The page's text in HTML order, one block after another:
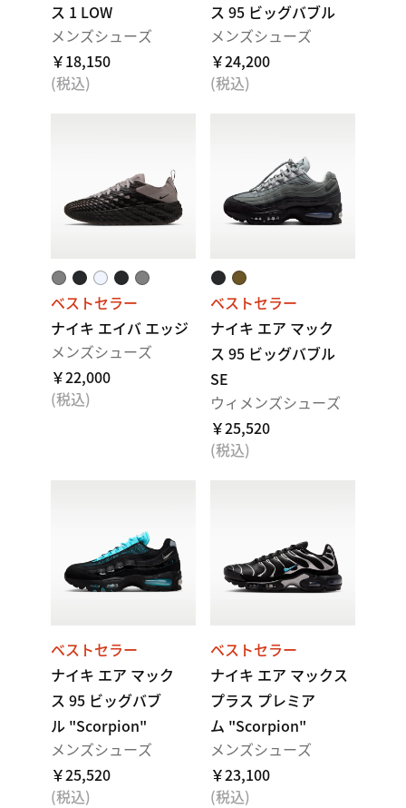
ス 1 LOW
メンズシューズ
￥18,150
(税込)
ス 95 ビッグバブル
メンズシューズ
￥24,200
(税込)
ベストセラー
ナイキ エイバ エッジ
メンズシューズ
￥22,000
(税込)
ベストセラー
ナイキ エア マック
ス 95 ビッグバブル
SE
ウィメンズシューズ
￥25,520
(税込)
ベストセラー
ナイキ エア マック
ス 95 ビッグバブ
ル "Scorpion"
メンズシューズ
￥25,520
(税込)
ベストセラー
ナイキ エア マックス
プラス プレミア
ム "Scorpion"
メンズシューズ
￥23,100
(税込)